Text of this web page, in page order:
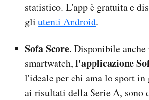
statistico. L'app è gratuita e
gli utenti Android.
Sofa Score. Disponibile anche
smartwatch, l'applicazione
l'ideale per chi ama lo sport in
ai risultati della Serie A,